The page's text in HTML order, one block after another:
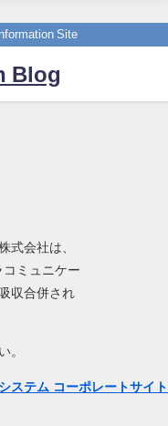
Site
Blog
式会社は、
ミュニケー
収合併され
。
ステム コーポレートサイ